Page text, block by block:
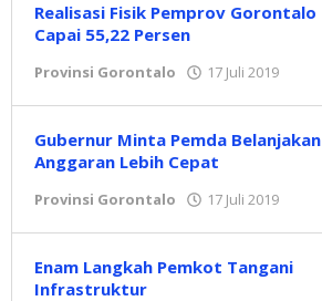
Realisasi Fisik Pemprov Gorontalo
Capai 55,22 Persen
Provinsi Gorontalo 17 Juli 2019
Gubernur Minta Pemda Belanjakan
Anggaran Lebih Cepat
Provinsi Gorontalo 17 Juli 2019
Enam Langkah Pemkot Tangani
Infrastruktur